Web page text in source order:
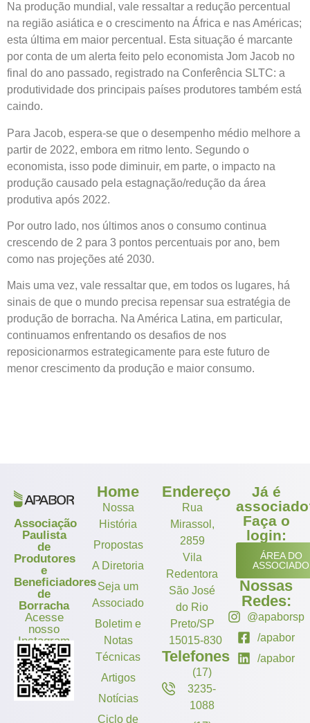
Na produção mundial, vale ressaltar a redução percentual
na região asiática e o crescimento na África e nas Américas;
esta última em maior percentual. Esta situação é marcante
por conta de um alerta feito pelo economista Jom Jacob no
final do ano passado, registrado na Conferência SLTC: a
produtividade dos principais países produtores também está
caindo.
Para Jacob, espera-se que o desempenho médio melhore a
partir de 2022, embora em ritmo lento. Segundo o
economista, isso pode diminuir, em parte, o impacto na
produção causado pela estagnação/redução da área
produtiva após 2022.
Por outro lado, nos últimos anos o consumo continua
crescendo de 2 para 3 pontos percentuais por ano, bem
como nas projeções até 2030.
Mais uma vez, vale ressaltar que, em todos os lugares, há
sinais de que o mundo precisa repensar sua estratégia de
produção de borracha. Na América Latina, em particular,
continuamos enfrentando os desafios de nos
reposicionarmos estrategicamente para este futuro de
menor crescimento da produção e maior consumo.
Associação
Paulista
de
Produtores
e
Beneficiadores
de
Borracha
Acesse
nosso
Instagram
Home
Nossa
História
Propostas
A Diretoria
Seja um
Associado
Boletim e
Notas
Técnicas
Artigos
Notícias
Ciclo de
Endereço
Rua
Mirassol,
2859
Vila
Redentora
São José
do Rio
Preto/SP
15015-830
Telefones
(17)
3235-
1088
Já é
Faça o
login:
ÁREA DO
ASSOCIADO
Nossas
Redes:
@apaborsp
/apabor
/apabor